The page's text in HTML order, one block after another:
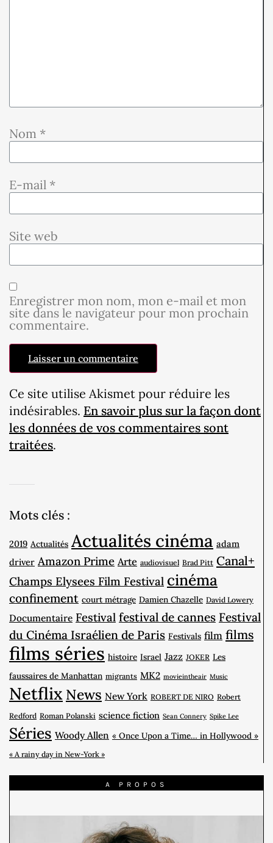
Nom *
E-mail *
Site web
Enregistrer mon nom, mon e-mail et mon
site dans le navigateur pour mon prochain
commentaire.
Ce site utilise Akismet pour réduire les
indésirables. En savoir plus sur la façon dont
les données de vos commentaires sont
traitées.
Mots clés :
2019 Actualités Actualités cinéma adam
driver Amazon Prime Arte audiovisuel Brad Pitt Canal+
Champs Elysees Film Festival cinéma
confinement court métrage Damien Chazelle David Lowery
Documentaire Festival festival de cannes Festival
du Cinéma Israélien de Paris Festivals film films
films séries histoire Israel Jazz JOKER Les
faussaires de Manhattan migrants MK2 movieintheair Music
Netflix News New York ROBERT DE NIRO Robert
Redford Roman Polanski science fiction Sean Connery Spike Lee
Séries Woody Allen « Once Upon a Time… in Hollywood »
« A rainy day in New-York »
A PROPOS